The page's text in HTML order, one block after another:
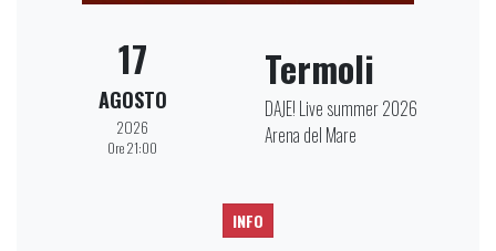
17
AGOSTO
2026
Ore 21:00
Termoli
DAJE! Live summer 2026
Arena del Mare
INFO